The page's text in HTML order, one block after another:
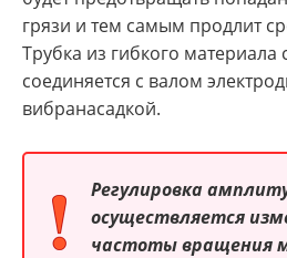
грязи и тем самым продлит
Трубка из гибкого
соединяется с валом
вибранасадкой.
Регулировка
осуществляется
частоты вращения